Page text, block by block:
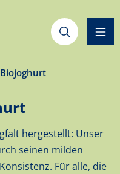
Biojoghurt
hergestellt: Unser
seinen milden
Für alle, die